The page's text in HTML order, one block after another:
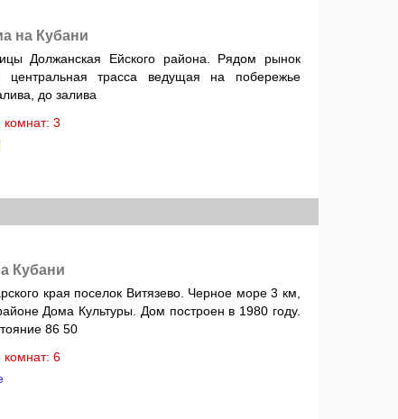
на Кубани
Должанская Ейского района. Рядом рынок
центральная трасса ведущая на побережье
до залива
3
Кубани
края поселок Витязево. Черное море 3 км,
Дома Культуры. Дом построен в 1980 году.
86 50
6